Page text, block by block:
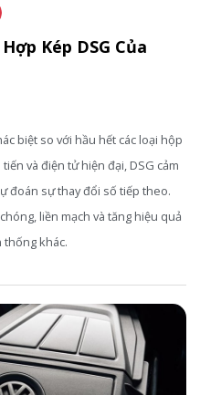
Kép DSG Của
biệt so với hầu hết các loại hộp
và điện tử hiện đại, DSG cảm
đoán sự thay đổi số tiếp theo.
liền mạch và tăng hiệu quả
khác.